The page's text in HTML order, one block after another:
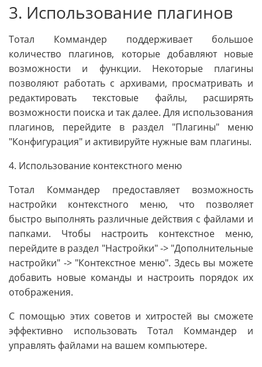
3. Использование плагинов
Тотал Коммандер поддерживает большое
количество плагинов, которые добавляют новые
возможности и функции. Некоторые плагины
позволяют работать с архивами, просматривать и
редактировать текстовые файлы, расширять
возможности поиска и так далее. Для использования
плагинов, перейдите в раздел "Плагины" меню
"Конфигурация" и активируйте нужные вам плагины.
4. Использование контекстного меню
Тотал Коммандер предоставляет возможность
настройки контекстного меню, что позволяет
быстро выполнять различные действия с файлами и
папками. Чтобы настроить контекстное меню,
перейдите в раздел "Настройки" -> "Дополнительные
настройки" -> "Контекстное меню". Здесь вы можете
добавить новые команды и настроить порядок их
отображения.
С помощью этих советов и хитростей вы сможете
эффективно использовать Тотал Коммандер и
управлять файлами на вашем компьютере.